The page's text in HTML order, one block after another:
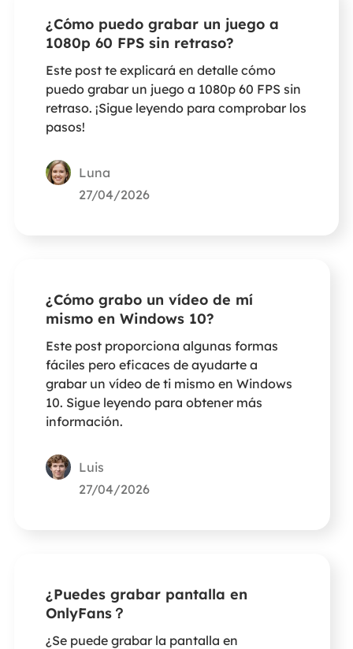
¿Cómo puedo grabar un juego a
1080p 60 FPS sin retraso?
Este post te explicará en detalle cómo
puedo grabar un juego a 1080p 60 FPS sin
retraso. ¡Sigue leyendo para comprobar los
pasos!
Luna
27/04/2026
¿Cómo grabo un vídeo de mí
mismo en Windows 10?
Este post proporciona algunas formas
fáciles pero eficaces de ayudarte a
grabar un vídeo de ti mismo en Windows
10. Sigue leyendo para obtener más
información.
Luis
27/04/2026
¿Puedes grabar pantalla en
OnlyFans？
¿Se puede grabar la pantalla en